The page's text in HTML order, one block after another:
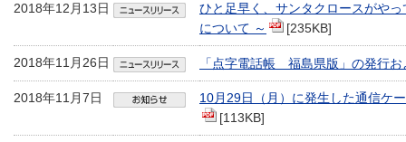
2018年12月13日
ひと足早く、サンタクロースがや
について ～
[235KB]
2018年11月26日 「点字電話帳 福島県版」の発行
2018年11月7日
10月29日（月）に発生した通信ケ
[113KB]